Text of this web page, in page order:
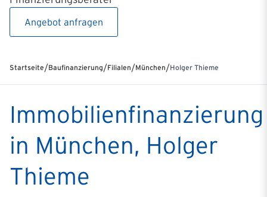
Angebot anfragen
Startseite/Baufinanzierung/Filialen/München/Holger Thieme
Immobilienfinanzierung
in München, Holger
Thieme